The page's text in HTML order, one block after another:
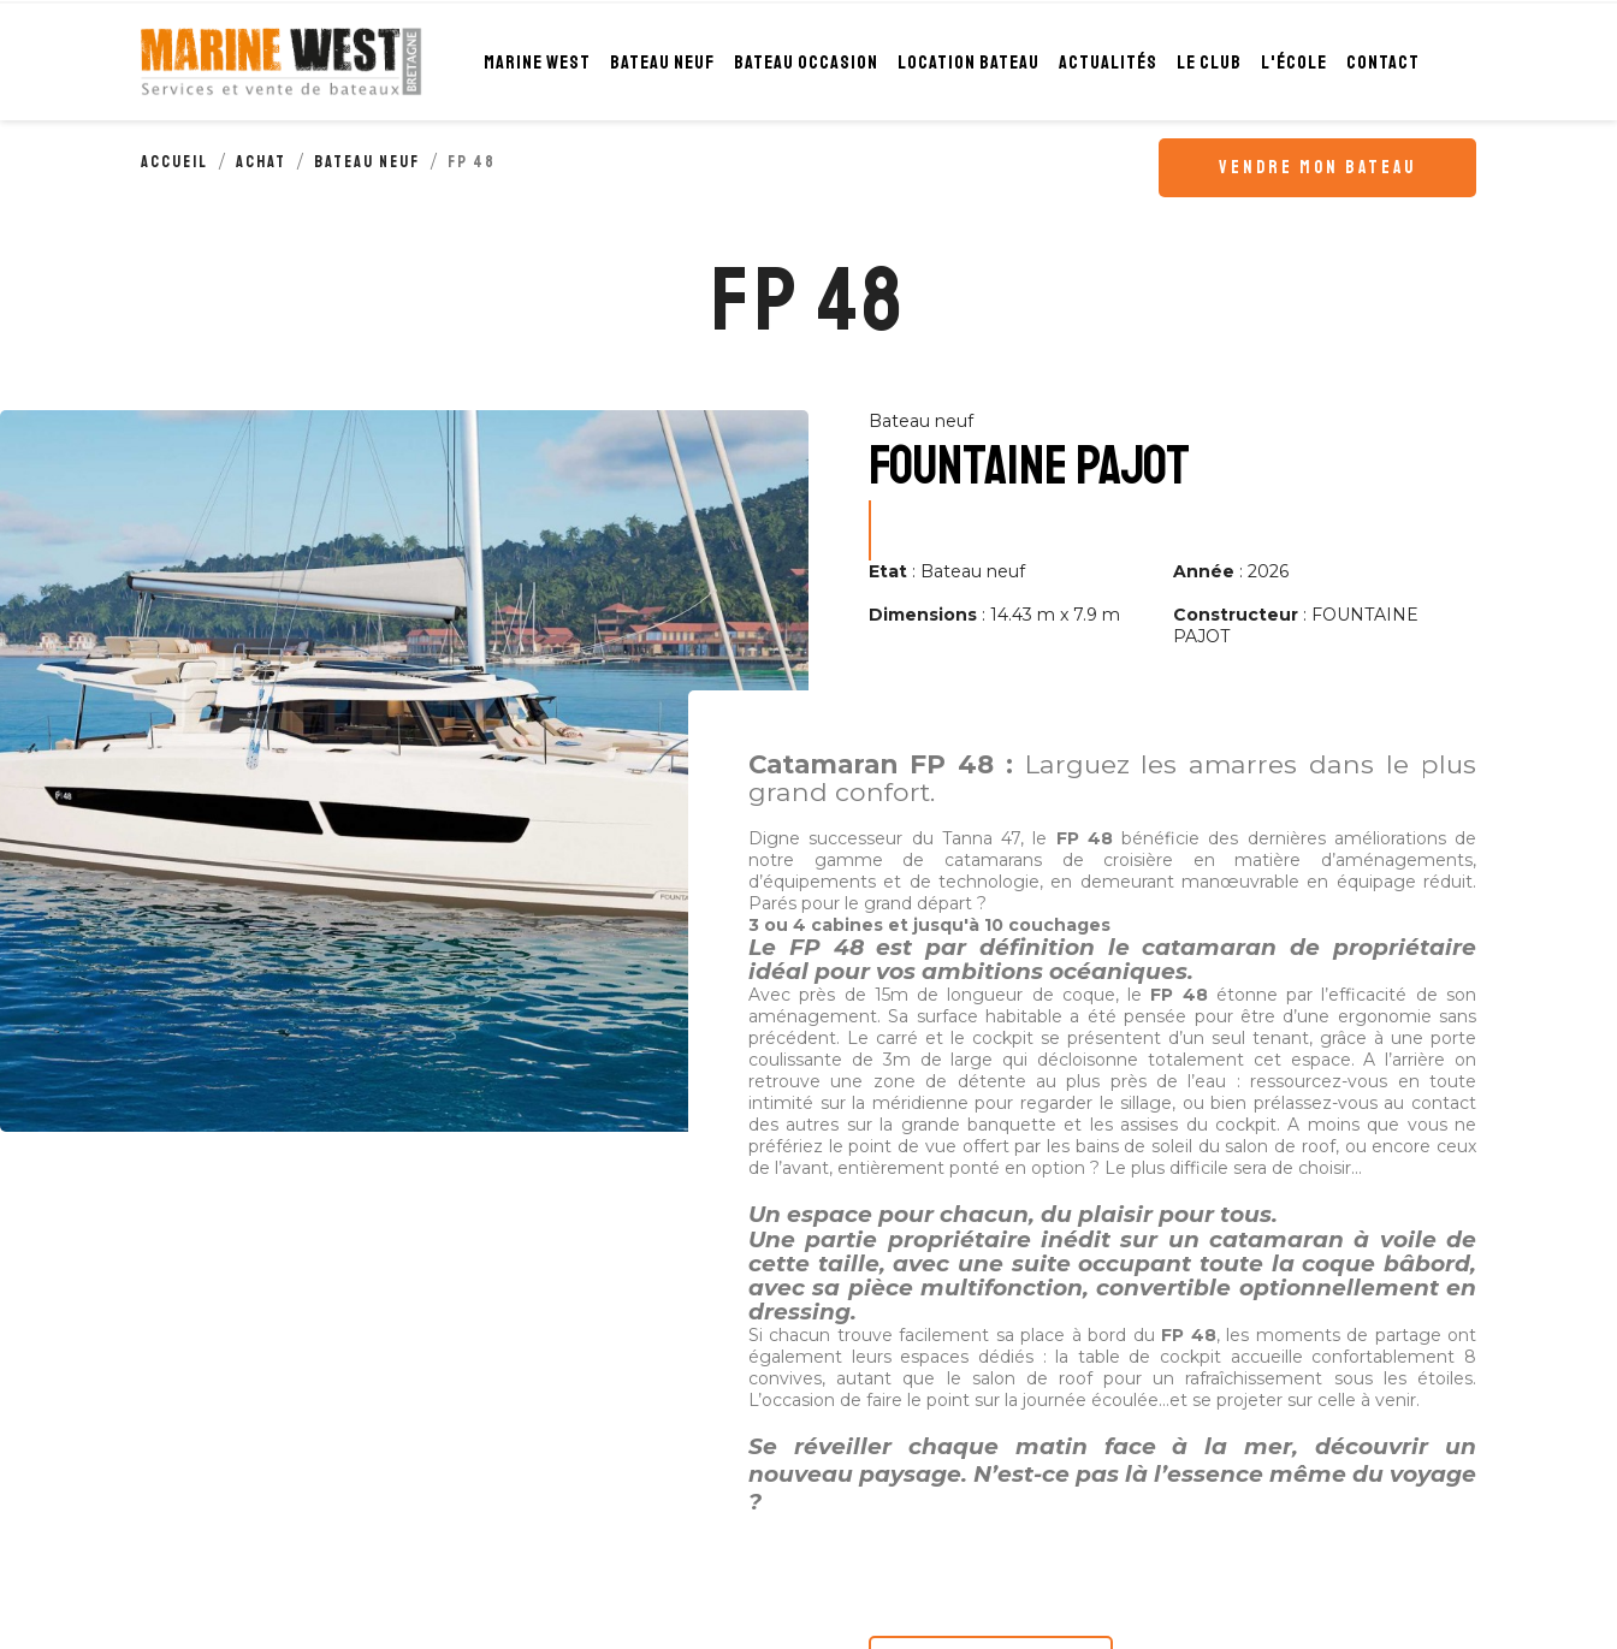
MARINE WEST BATEAU NEUF BATEAU OCCASION LOCATION BATEAU ACTUALITÉS LE CLUB L'ÉCOLE CONTACT
vendre mon bateau
Accueil Achat Bateau neuf FP 48
FP 48
Bateau neuf
FOUNTAINE PAJOT
Etat : Bateau neuf Année : 2026
Dimensions : 14.43 m x 7.9 m Constructeur: FOUNTAINE
PAJOT
Catamaran FP 48 : Larguez les amarres dans le plus
grand confort.
Digne successeur du Tanna 47, le FP 48 bénéficie des dernières améliorations de
notre gamme de catamarans de croisière en matière d’aménagements,
d’équipements et de technologie, en demeurant manœuvrable en équipage réduit.
Parés pour le grand départ ?
3 ou 4 cabines et jusqu'à 10 couchages
Le FP 48 est par définition le catamaran de propriétaire
idéal pour vos ambitions océaniques.
Avec près de 15m de longueur de coque, le FP 48 étonne par l’efficacité de son
aménagement. Sa surface habitable a été pensée pour être d’une ergonomie sans
précédent. Le carré et le cockpit se présentent d’un seul tenant, grâce à une porte
coulissante de 3m de large qui décloisonne totalement cet espace. A l’arrière on
retrouve une zone de détente au plus près de l’eau : ressourcez-vous en toute
intimité sur la méridienne pour regarder le sillage, ou bien prélassez-vous au contact
des autres sur la grande banquette et les assises du cockpit. A moins que vous ne
préfériez le point de vue offert par les bains de soleil du salon de roof, ou encore ceux
de l’avant, entièrement ponté en option ? Le plus difficile sera de choisir…
Un espace pour chacun, du plaisir pour tous.
Une partie propriétaire inédit sur un catamaran à voile de
cette taille, avec une suite occupant toute la coque bâbord,
avec sa pièce multifonction, convertible optionnellement en
dressing.
Si chacun trouve facilement sa place à bord du FP 48, les moments de partage ont
également leurs espaces dédiés : la table de cockpit accueille confortablement 8
convives, autant que le salon de roof pour un rafraîchissement sous les étoiles.
L’occasion de faire le point sur la journée écoulée…et se projeter sur celle à venir.
Se réveiller chaque matin face à la mer, découvrir un
nouveau paysage. N’est-ce pas là l’essence même du voyage
?